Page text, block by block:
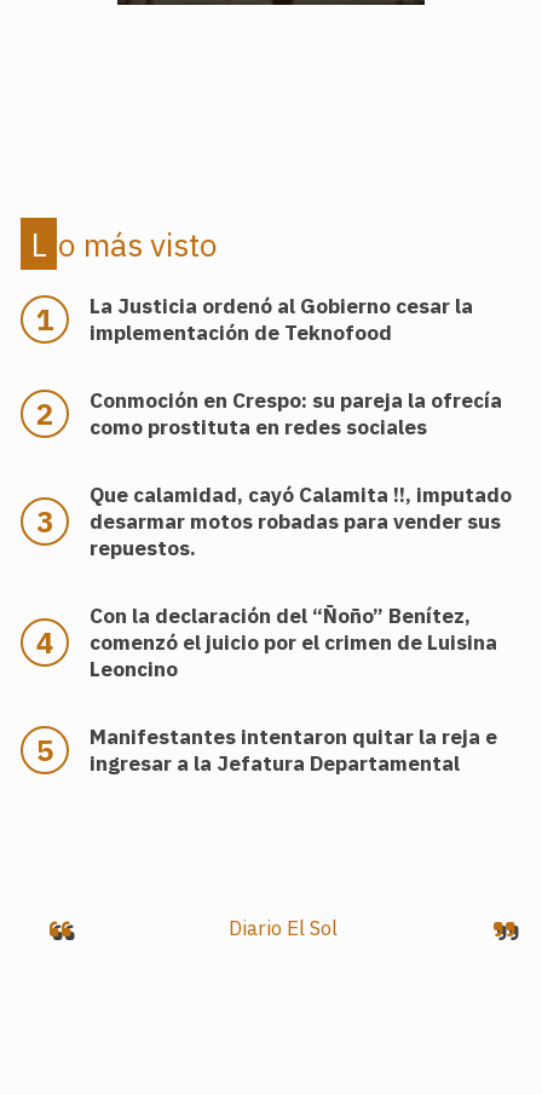
Lo más visto
La Justicia ordenó al Gobierno cesar la
implementación de Teknofood
Conmoción en Crespo: su pareja la ofrecía
como prostituta en redes sociales
Que calamidad, cayó Calamita !!, imputado
desarmar motos robadas para vender sus
repuestos.
Con la declaración del “Ñoño” Benítez,
comenzó el juicio por el crimen de Luisina
Leoncino
Manifestantes intentaron quitar la reja e
ingresar a la Jefatura Departamental
Diario El Sol